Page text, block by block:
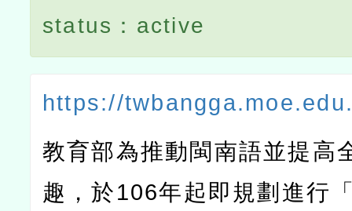
status：active
https://
教育部為推動閩南語並提高
趣，於106年起即規劃進行